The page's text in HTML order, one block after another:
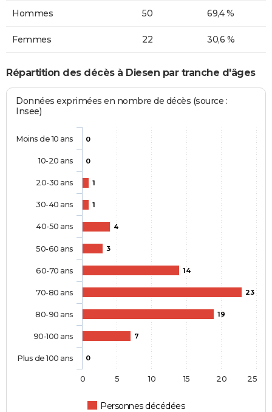
Hommes 50 69,4 %
Femmes 22 30,6 %
Répartition des décès à Diesen par tranche d'âges
Données exprimées en nombre de décès (source :
Insee)
0
0
1
1
4
3
14
23
19
7
0
Personnes décédées
Moins de 10 ans
10-20 ans
20-30 ans
30-40 ans
40-50 ans
50-60 ans
60-70 ans
70-80 ans
80-90 ans
90-100 ans
Plus de 100 ans
0 5 10 15 20 25